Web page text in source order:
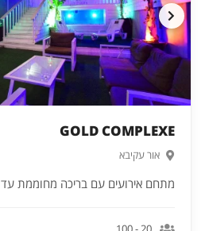
GOLD COMPLEXE
אור עקיבא
מתחם אירועים עם בריכה מחוממת עד 100 איש